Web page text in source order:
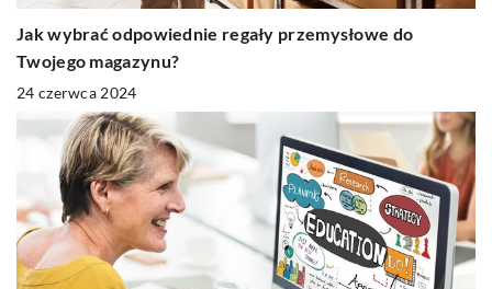
Jak wybrać odpowiednie regały przemysłowe do
Twojego magazynu?
24 czerwca 2024